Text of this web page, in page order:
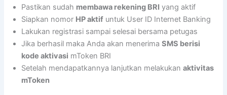
Pastikan sudah membawa rekening BRI yang aktif
Siapkan nomor HP aktif untuk User ID Internet Banking
Lakukan registrasi sampai selesai bersama petugas
Jika berhasil maka Anda akan menerimaSMS berisi
kode aktivasi mToken BRI
Setelah mendapatkannya lanjutkan melakukanaktivitas
mToken